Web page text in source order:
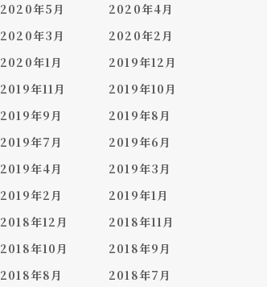
2020年5月
2020年4月
2020年3月
2020年2月
2020年1月
2019年12月
2019年11月
2019年10月
2019年9月
2019年8月
2019年7月
2019年6月
2019年4月
2019年3月
2019年2月
2019年1月
2018年12月
2018年11月
2018年10月
2018年9月
2018年8月
2018年7月